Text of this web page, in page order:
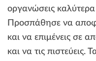
οργανώσεις καλύτερα
Προσπάθησε να
και να επιμένεις σε
και να τις